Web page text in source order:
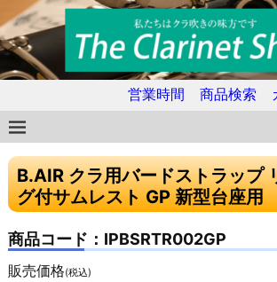
営業時間 商品検索
B.AIR クラ用バードストラップ
グ付サムレスト GP 新型台座用
商品コード：IPBSRTR002GP
販売価格(税込)